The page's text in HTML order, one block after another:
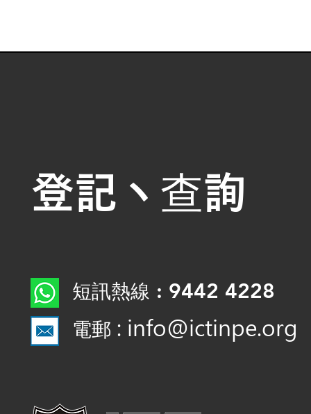
登記丶查詢
短訊熱線 : 9442 4228
電郵 : info@ictinpe.org